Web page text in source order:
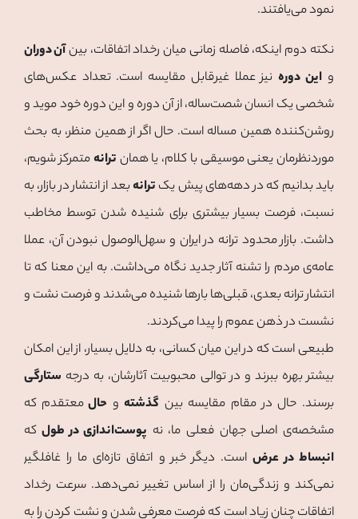
نمود می‌یافتند.
نکته دوم اینکه، فاصله زمانی میان رخداد اتفاقات، بینآن دوران
و این دوره نیز عملا غیرقابل مقایسه است. تعداد عکس‌های
شخصی یک انسان شصت‌ساله، از آن دوره و این دوره خود موید و
روشن‌کننده همین مساله است. حال اگر از همین منظر، به بحث
موردنظرمان یعنی موسیقی با کلام، یا همان ترانهمتمرکز شويم،
باید بدانیم که در دهه‌های پیش یک ترانهبعد از انتشار در بازار، به
نسبت، فرصت بسیار بیشتری برای شنیده شدن توسط مخاطب
داشت. بازار محدود ترانه در ایران و سهل‌الوصول نبودن آن، عملا
عامه‌ی مردم را تشنه آثار جدید نگاه می‌داشت. به این معنا که تا
انتشار ترانه بعدی، قبلی‌ها بارها شنیده می‎‌شدند و فرصت نشت و
نشست در ذهن عموم را پیدا می‌کردند.
طبیعی است که در این میان کسانی، به دلایل بسیار، از این امکان
بیشتر بهره ببرند و در توالی محبوبیت آثارشان، به درجه ستارگی
برسند. حال در مقام مقایسه بین گذشته و حال معتقدم که
مشخصه‌ی اصلی جهان فعلی ما، نه پوست‌اندازی در طول که
انبساط در عرض است. دیگر خبر و اتفاق تازه‌ای ما را غافلگیر
نمی‌کند و زندگی‌مان را از اساس تغییر نمی‌دهد. سرعت رخداد
اتفاقات چنان زیاد است که فرصت معرفی شدن و نشت کردن را به